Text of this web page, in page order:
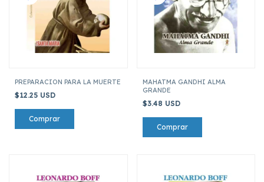
PREPARACION PARA LA MUERTE
$12.25 USD
MAHATMA GANDHI ALMA
GRANDE
$3.48 USD